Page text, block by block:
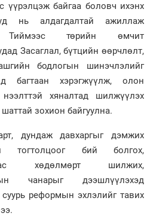
үүрэлцэж байгаа боловч ихэнх
нь алдагдалтай ажиллаж
Тиймээс төрийн өмчит
Засаглал, бүтцийн өөрчлөлт,
бодлогын шинэчлэлийг
багтаан хэрэгжүүлж, олон
хяналтад шилжүүлэх
зохион байгуулна.
дундаж давхаргыг дэмжих
тогтолцоог бий болгох,
хөдөлмөрт шилжих,
чанарыг дээшлүүлэхэд
суурь реформын эхлэлийг тавих